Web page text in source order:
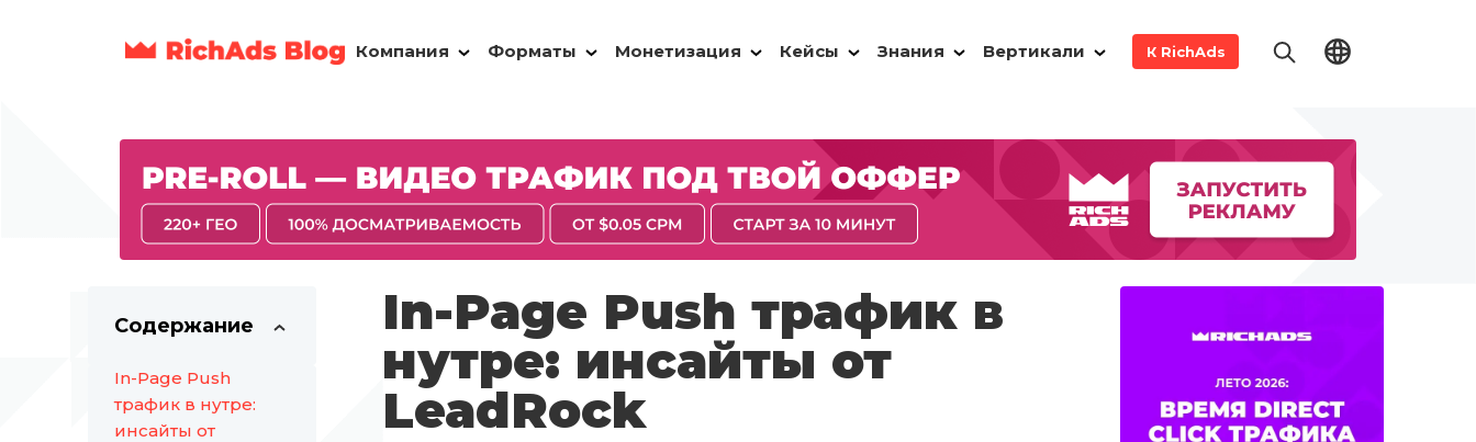
Компания Форматы Монетизация Кейсы Знания Вертикали К RichAds
Содержание
In-Page Push
трафик в нутре:
инсайты от
In-Page Push трафик в
нутре: инсайты от
LeadRock